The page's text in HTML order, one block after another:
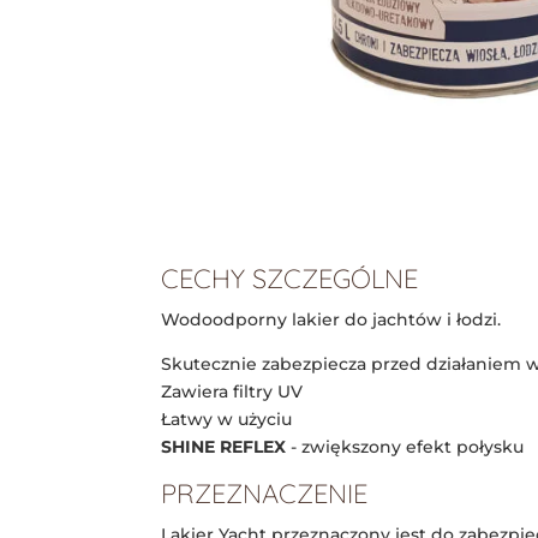
CECHY SZCZEGÓLNE
Wodoodporny lakier do jachtów i łodzi.
Skutecznie zabezpiecza przed działaniem
Zawiera filtry UV
Łatwy w użyciu
SHINE REFLEX - zwiększony efekt połysku
PRZEZNACZENIE